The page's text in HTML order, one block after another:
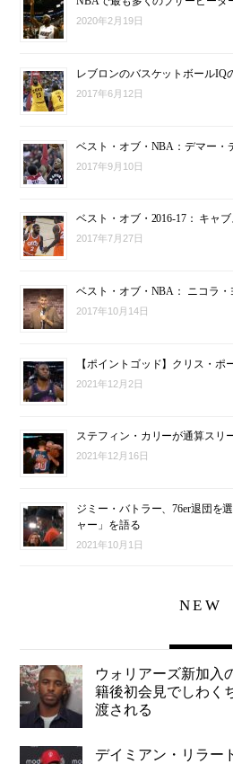
2020年2月19日
レブロンのバスケットボールIQ
2017年6月12日
ベスト・オブ・NBA：デマー・
2017年9月10日
ベスト・オブ・2016-17： キャ
2017年7月27日
ベスト・オブ・NBA： ニコラ
2017年10月14日
【ポイントゴッド】クリス・ポ
2021年12月2日
ステフィン・カリーが通算スリ
2021年12月16日
ジミー・バトラー、76er退団を
ャー」を語る
2021年10月1日
NEW
ウォリアーズ新加入
籍後初会見でしわく
渡される
デイミアン・リラー